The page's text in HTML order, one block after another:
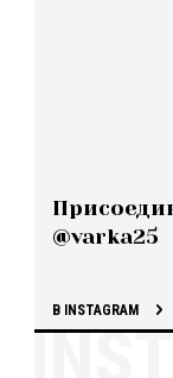
@varka25
В INSTAGRAM